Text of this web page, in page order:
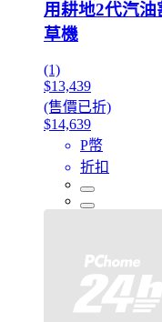
用耕地2代汽
草機
(1)
$13,439
(售價已折)
$14,639
P幣
折扣